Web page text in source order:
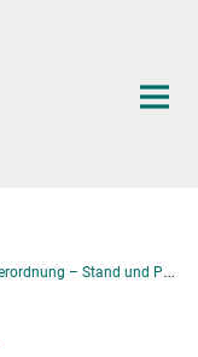
1
3.01.2026: Zehn Jahre Europäische Erbrechtsverordnung – Stand und Perspektiven